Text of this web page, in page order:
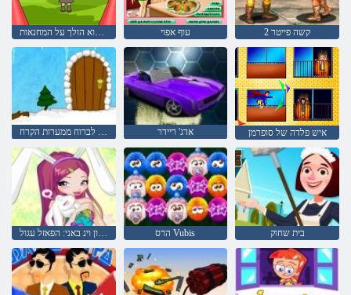
עוף אפוי קשה פייטר 2
אנחנו חייבים לברוח ממערות הקרח אדג' ריידר איש פלדה של סופרמן
סגנון וינ באני: הפאזל עגול הרס Vubis בית שחוק